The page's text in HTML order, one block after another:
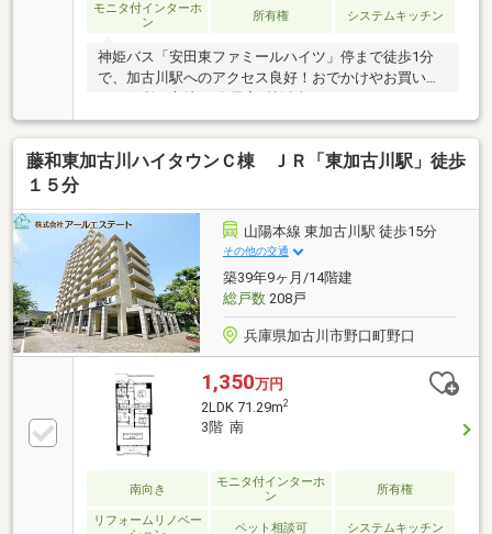
モニタ付インターホ
ン
所有権 システムキッチン
神姫バス「安田東ファミールハイツ」停まで徒歩1分
で、加古川駅へのアクセス良好！おでかけやお買い物
3SLDK。広々としたルーフバルコニー付きの角住戸で
す☆
藤和東加古川ハイタウンＣ棟 ＪＲ「東加古川駅」徒歩
１５分
山陽本線 東加古川駅 徒歩15分
その他の交通
築39年9ヶ月/14階建
総戸数208戸
兵庫県加古川市野口町野口
1,350万円
2LDK 71.29m2
3階 南
南向き
モニタ付インターホ
ン
所有権
リフォームリノベー
ペット相談可 システムキッチン